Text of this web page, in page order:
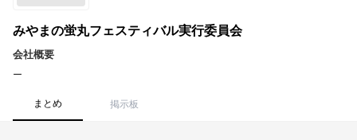
みやまの蛍丸フェスティバル実行委員会
会社概要
ー
まとめ 掲示板